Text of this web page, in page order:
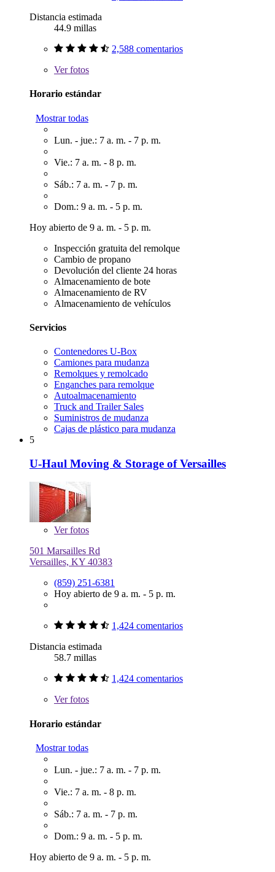
Distancia estimada
44.9 millas
2,588 comentarios
Verfotos
Horario estándar
Mostrar todas
Lun. - jue.: 7 a. m. - 7 p. m.
Vie.: 7 a. m. - 8 p. m.
Sáb.: 7 a. m. - 7 p. m.
Dom.: 9 a. m. - 5 p. m.
Hoy abierto de 9 a. m. - 5 p. m.
Inspección gratuita del remolque
Cambio de propano
Devolución del cliente 24 horas
Almacenamiento de bote
Almacenamiento de RV
Almacenamiento de vehículos
Servicios
Contenedores U-Box
Camiones para mudanza
Remolques y remolcado
Enganches para remolque
Autoalmacenamiento
Truck and Trailer Sales
Suministros de mudanza
Cajas de plástico para mudanza
5
U-Haul Moving & Storage of Versailles
Verfotos
501 Marsailles Rd
Versailles, KY 40383
(859) 251-6381
Hoy abierto de 9 a. m. - 5 p. m.
1,424 comentarios
Distancia estimada
58.7 millas
1,424 comentarios
Verfotos
Horario estándar
Mostrar todas
Lun. - jue.: 7 a. m. - 7 p. m.
Vie.: 7 a. m. - 8 p. m.
Sáb.: 7 a. m. - 7 p. m.
Dom.: 9 a. m. - 5 p. m.
Hoy abierto de 9 a. m. - 5 p. m.